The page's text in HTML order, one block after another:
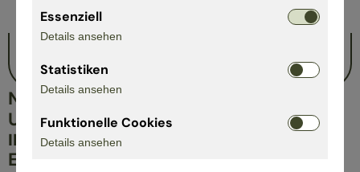
Einrichtungsberatung / -planung
Küchenplanung
NACHHALTIGKEIT IN UNSEREM
UNTERNEHMEN
IN BEARBEITUNG
EINBLICKE IN UNSER UNTERNEHMEN
Essenziell
Details ansehen
Statistiken
Details ansehen
Funktionelle Cookies
Details ansehen